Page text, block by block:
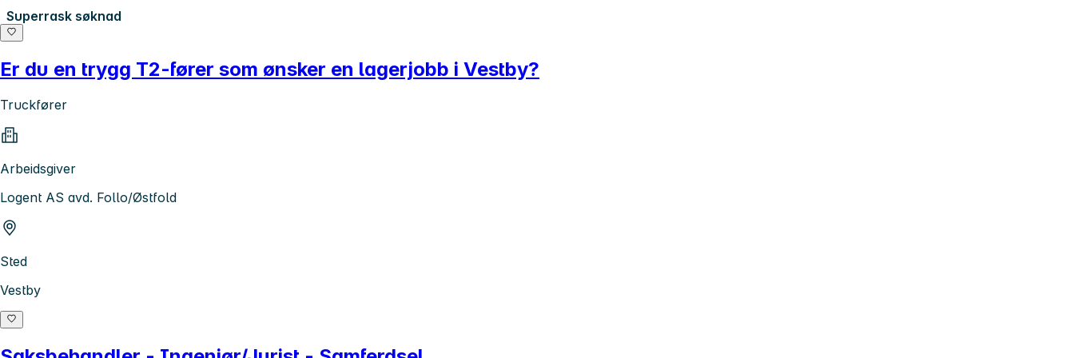
Superrask søknad
Er du en trygg T2-fører som ønsker en lagerjobb i Vestby?
Truckfører
Arbeidsgiver
Logent AS avd. Follo/Østfold
Sted
Vestby